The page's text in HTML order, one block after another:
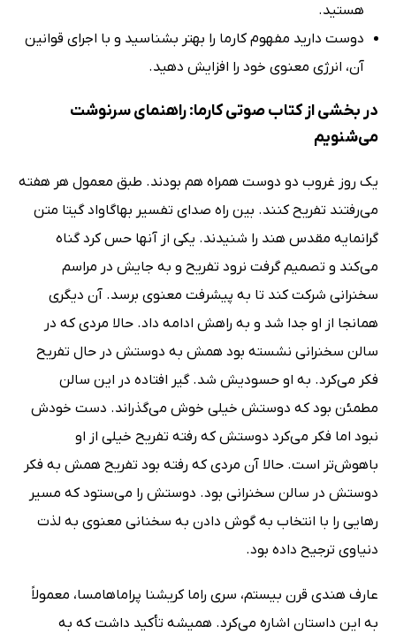
هستید.
دوست دارید مفهوم کارما را بهتر بشناسید و با اجرای قوانین
آن، انرژی معنوی خود را افزایش دهید.
در بخشی از کتاب صوتی کارما: راهنمای سرنوشت
می‌شنویم
یک روز غروب دو دوست همراه هم بودند. طبق معمول هر هفته
می‌رفتند تفریح کنند. بین راه صدای تفسیر بهاگاواد گیتا متن
گرانمایه مقدس هند را شنیدند. یکی از آنها حس کرد گناه
می‌کند و تصمیم گرفت نرود تفریح و به جایش در مراسم
سخنرانی شرکت کند تا به پیشرفت معنوی برسد. آن دیگری
همانجا از او جدا شد و به راهش ادامه داد. حالا مردی که در
سالن سخنرانی نشسته بود همش به دوستش در حال تفریح
فکر می‌کرد. به او حسودیش شد. گیر افتاده در این سالن
مطمئن بود که دوستش خیلی خوش می‌گذراند. دست خودش
نبود اما فکر می‌کرد دوستش که رفته تفریح خیلی از او
باهوش‌تر است. حالا آن مردی که رفته بود تفریح همش به فکر
دوستش در سالن سخنرانی بود. دوستش را می‌ستود که مسیر
رهایی را با انتخاب به گوش دادن به سخنانی معنوی به لذت
دنیاوی ترجیح داده بود.
عارف هندی قرن بیستم، سری راما کریشنا پراماهامسا، معمولاً
به این داستان اشاره می‌کرد. همیشه تأکید داشت که به